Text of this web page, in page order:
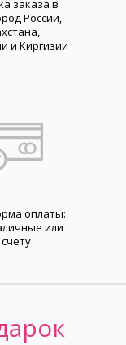
заказа в
России,
и Киргизии
оплаты:
или